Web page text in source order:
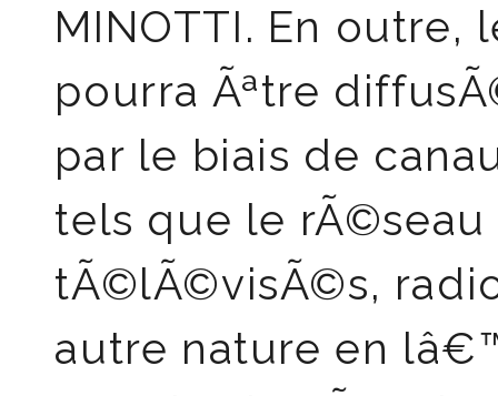
MINOTTI. En
pourra Ãªtre
par le biais de
tels que le rÃ©seau
tÃ©lÃ©visÃ©s,
autre nature en